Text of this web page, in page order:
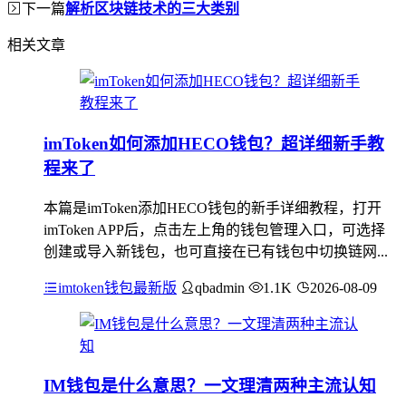
下一篇解析区块链技术的三大类别
相关文章
imToken如何添加HECO钱包？超详细新手教
程来了
本篇是imToken添加HECO钱包的新手详细教程，打开
imToken APP后，点击左上角的钱包管理入口，可选择
创建或导入新钱包，也可直接在已有钱包中切换链网...
imtoken钱包最新版 qbadmin 1.1K 2026-08-09
IM钱包是什么意思？一文理清两种主流认知